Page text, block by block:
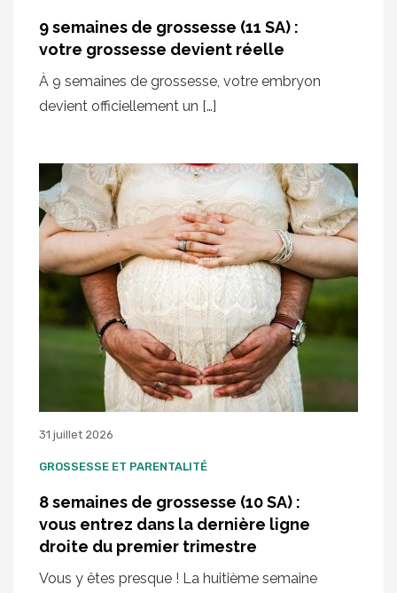
9 semaines de grossesse (11 SA) :
votre grossesse devient réelle
À 9 semaines de grossesse, votre embryon
devient officiellement un […]
31 juillet 2026
GROSSESSE ET PARENTALITÉ
8 semaines de grossesse (10 SA) :
vous entrez dans la dernière ligne
droite du premier trimestre
Vous y êtes presque ! La huitième semaine